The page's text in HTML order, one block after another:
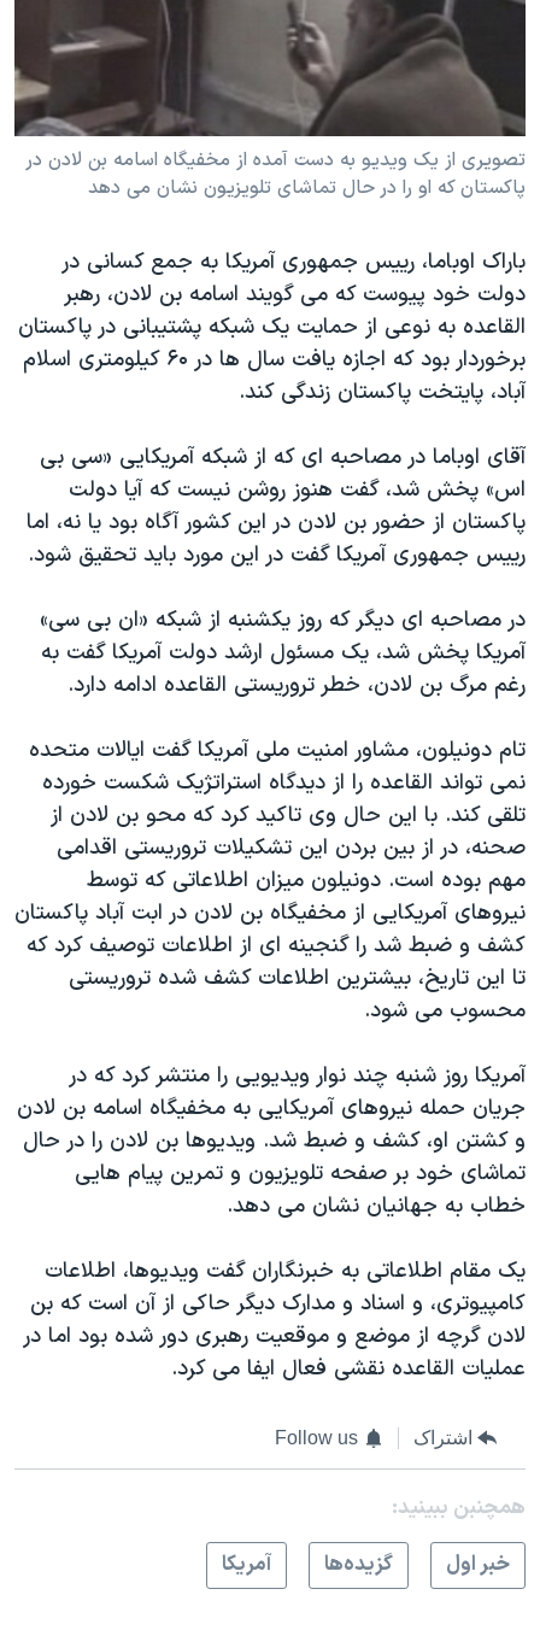
فرهنگ و زندگی
حقوق شهروندی
اقتصادی
علم و فناوری
اسرائیل در جنگ
آرشیو پخش زنده
مستندها
انتخابات ریاست جمهوری آمریکا ۲۰۲۴
حمله جمهوری اسلامی به اسرائیل
رمز مهسا
ورزش زنان در ایران
مجموعه مستندهای دادخواهی
تریبونال مردمی آبان ۹۸
دادگاه حمید نوری
قانون شفافیت دارائی کادر رهبری ایران
اعتراضات مردمی آبان ۹۸
اسرائیل در جنگ
همایش محافظه‌کاران آمریکا «سی‌پک»
صفحه‌های ویژه
دنبال کنید
زبانهای مختلف
تصویری از یک ویدیو به دست آمده از مخفیگاه اسامه بن لادن در
پاکستان که او را در حال تماشای تلویزیون نشان می دهد
باراک اوباما، رییس جمهوری آمریکا به جمع کسانی در
دولت خود پیوست که می گویند اسامه بن لادن، رهبر
القاعده به نوعی از حمایت یک شبکه پشتیبانی در پاکستان
برخوردار بود که اجازه یافت سال ها در ۶۰ کیلومتری اسلام
آباد، پایتخت پاکستان زندگی کند.
آقای اوباما در مصاحبه ای که از شبکه آمریکایی «سی بی
اس» پخش شد، گفت هنوز روشن نیست که آیا دولت
پاکستان از حضور بن لادن در این کشور آگاه بود یا نه، اما
رییس جمهوری آمریکا گفت در این مورد باید تحقیق شود.
در مصاحبه ای دیگر که روز یکشنبه از شبکه «ان بی سی»
آمریکا پخش شد، یک مسئول ارشد دولت آمریکا گفت به
رغم مرگ بن لادن، خطر تروریستی القاعده ادامه دارد.
تام دونيلون، مشاور امنيت ملی آمريکا گفت ایالات متحده
نمی تواند القاعده را از دیدگاه استراتژيک شکست خورده
تلقی کند. با اين حال وی تاکید کرد که محو بن لادن از
صحنه، در از بين بردن اين تشکيلات تروريستی اقدامی
مهم بوده است. دونيلون میزان اطلاعاتی که توسط
نیروهای آمریکایی از مخفيگاه بن لادن در ابت آباد پاکستان
کشف و ضبط شد را گنجینه ای از اطلاعات توصیف کرد که
تا اين تاريخ، بيشترين اطلاعات کشف شده تروريستی
محسوب می شود.
آمريکا روز شنبه چند نوار ويديویی را منتشر کرد که در
جريان حمله نيروهای آمريکایی به مخفيگاه اسامه بن لادن
و کشتن او، کشف و ضبط شد. ويديوها بن لادن را در حال
تماشای خود بر صفحه تلويزيون و تمرين پيام هایی
خطاب به جهانيان نشان می دهد.
يک مقام اطلاعاتی به خبرنگاران گفت ويديوها، اطلاعات
کامپيوتری، و اسناد و مدارک ديگر حاکی از آن است که بن
لادن گرچه از موضع و موقعيت رهبری دور شده بود اما در
عمليات القاعده نقشی فعال ايفا می کرد.
اشتراک Follow us
همچنبن ببینید:
خبر اول
گزيده‌ها آمريکا